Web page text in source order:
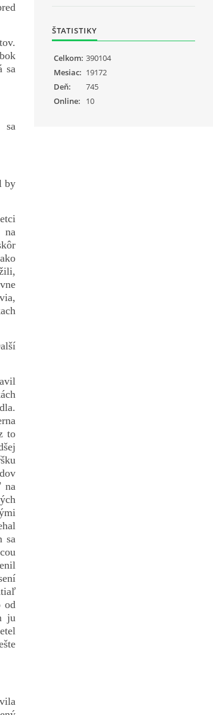
sa
sa
by
na
to
na
sa
od
ju
ŠTATISTIKY
Online: 10
Celkom: 390104
Mesiac: 19172
Deň:
745